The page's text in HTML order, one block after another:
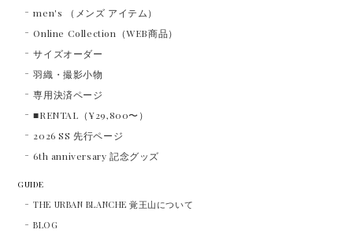
men's （メンズ アイテム）
Online Collection（WEB商品）
サイズオーダー
羽織・撮影小物
専用決済ページ
■RENTAL（¥29,800〜）
2026 SS 先行ページ
6th anniversary 記念グッズ
GUIDE
THE URBAN BLANCHE 覚王山について
BLOG